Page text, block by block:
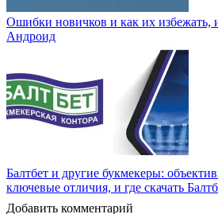
Ошибки новичков и как их избежать, и
Андроид
Балтбет и другие букмекеры:
ключевые отличия, и где скачать
Добавить комментарий